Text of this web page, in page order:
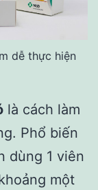
dễ thực hiện
là cách làm
Phổ biến
dùng 1 viên
một